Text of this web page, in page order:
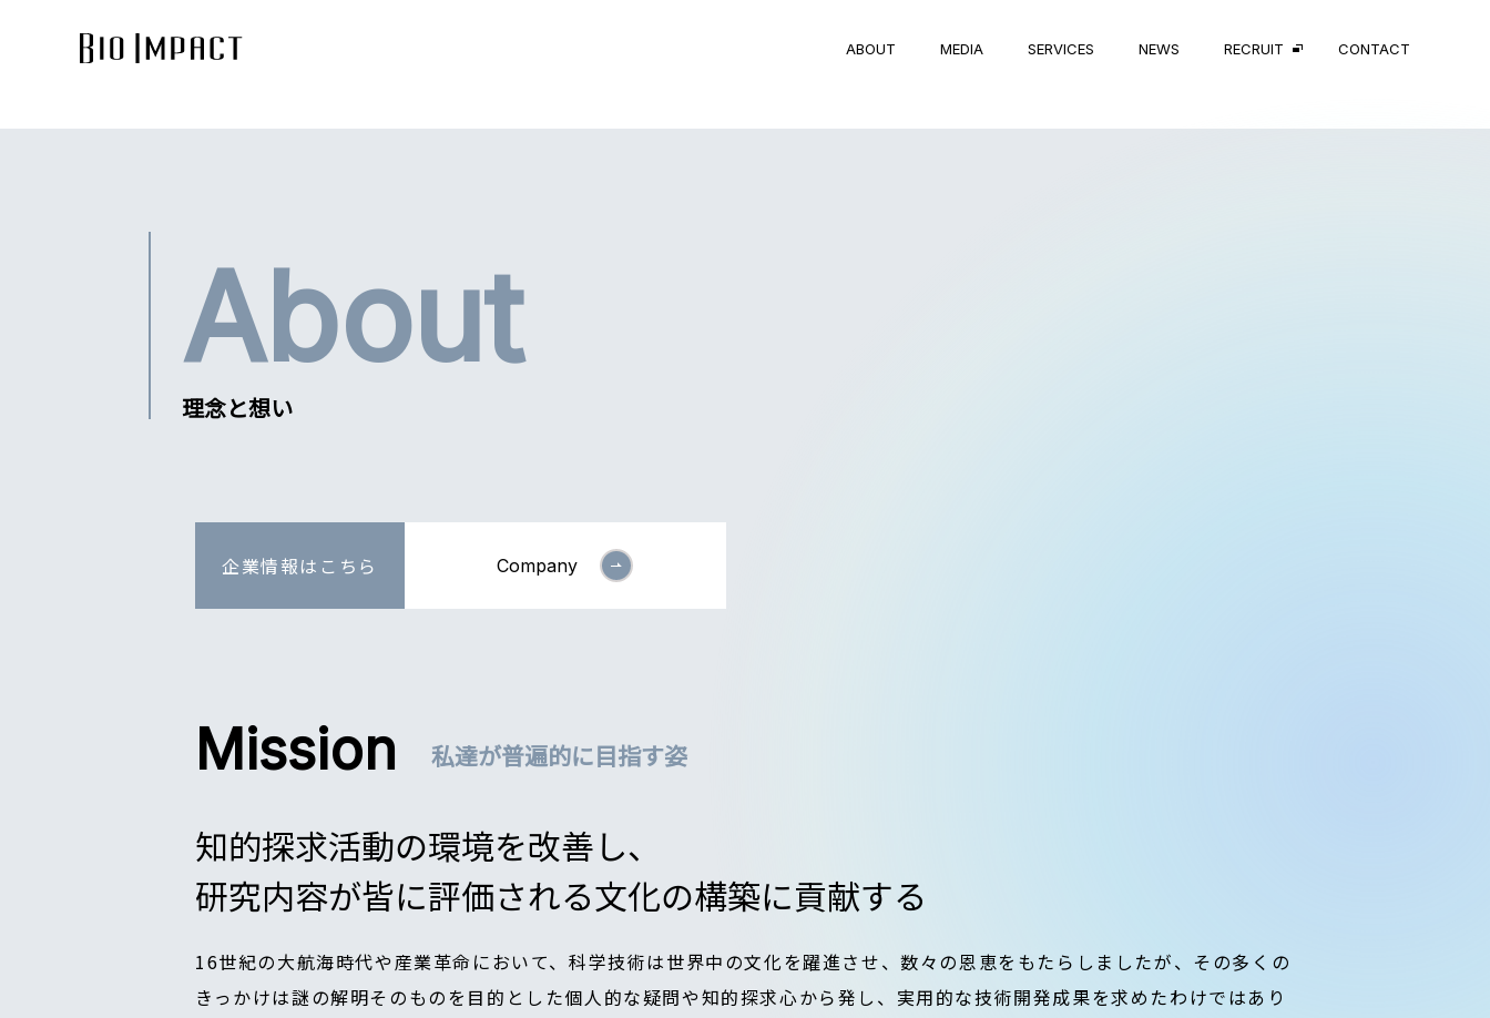
ABOUT MEDIA SERVICES NEWS RECRUIT CONTACT
About
理念と想い
企業情報は こちら Company
Mission 私達が普遍的に目指す姿
知的探求活動の環境を改善し、
研究内容が皆に評価される文化の構築に貢献する
16世紀の大航海時代や産業革命において、科学技術は世界中の文化を躍進させ、数々の恩恵をもたらしましたが、その多くの
きっかけは謎の解明そのものを目的とした個人的な疑問や知的探求心から発し、実用的な技術開発成果を求めたわけではあり